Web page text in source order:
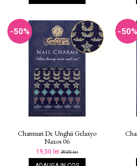
-50%
Charmuri De Unghii Gelaxyo
Naxos 06
19,50 lei39,00 lei
-50%